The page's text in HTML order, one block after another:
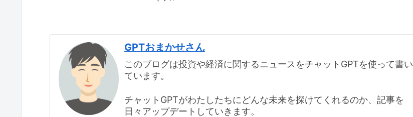
GPTおまかせさん
このブログは投資や経済に関するニュースをチャットGPTを使って書い
ています。
チャットGPTがわたしたちにどんな未来を探けてくれるのか、記事を
日々アップデートしていきます。